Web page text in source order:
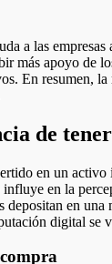
a las
más apoyo de
En resumen,
de
en un
en la
en
digital se